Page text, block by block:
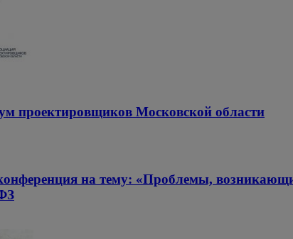
проектировщиков Московской области
конференция на тему: «Проблемы,